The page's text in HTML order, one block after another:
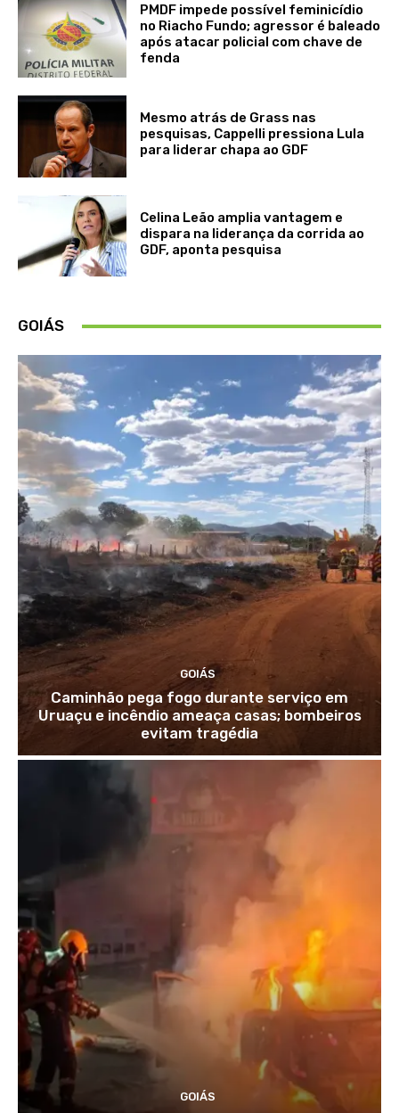
PMDF impede possível feminicídio
no Riacho Fundo; agressor é baleado
após atacar policial com chave de
fenda
Mesmo atrás de Grass nas
pesquisas, Cappelli pressiona Lula
para liderar chapa ao GDF
Celina Leão amplia vantagem e
dispara na liderança da corrida ao
GDF, aponta pesquisa
GOIÁS
GOIÁS
Caminhão pega fogo durante serviço em
Uruaçu e incêndio ameaça casas; bombeiros
evitam tragédia
GOIÁS